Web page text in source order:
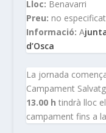
Lloc: Benavarri
Preu: no
Informació: A
d’Osca
La jornada
Campament
13.00 h tindrà lloc
campament fins a